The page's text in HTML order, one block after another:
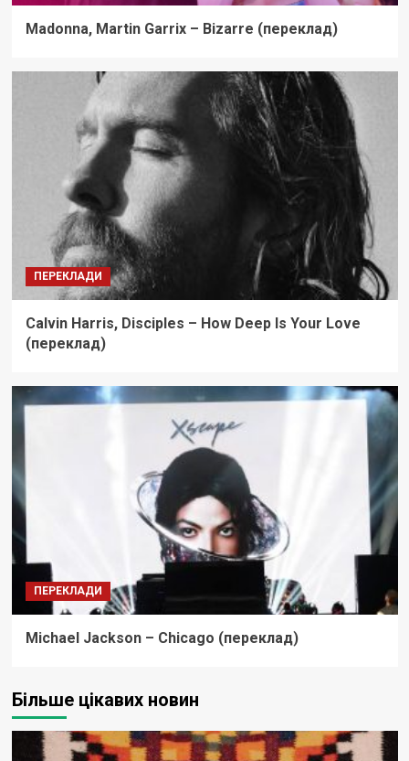
Madonna, Martin Garrix – Bizarre (переклад)
ПЕРЕКЛАДИ
Calvin Harris, Disciples – How Deep Is Your Love
(переклад)
ПЕРЕКЛАДИ
Michael Jackson – Chicago (переклад)
Більше цікавих новин